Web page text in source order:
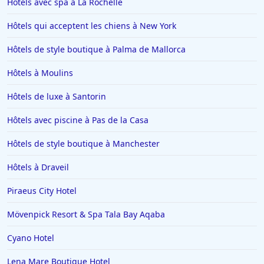
Hôtels à Blois
Hôtels à Valence
Hôtels à Risoul
Hôtels à Toulouse
Hôtels à Soorts-Hossegor
Hôtels à Saint-Gervais-les-Bains
Hôtels à Portofino
Hôtels à Vaux-en-Beaujolais
Hôtels à Cannes
Hôtels qui acceptent les chiens à New York
Hôtels de style boutique à Palma de Mallorca
Hôtels à Moulins
Hôtels de luxe à Santorin
Hôtels avec piscine à Pas de la Casa
Hôtels de style boutique à Manchester
Hôtels à Draveil
Piraeus City Hotel
Mövenpick Resort & Spa Tala Bay Aqaba
Cyano Hotel
Lena Mare Boutique Hotel